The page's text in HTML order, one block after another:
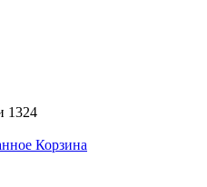
1324
Корзина